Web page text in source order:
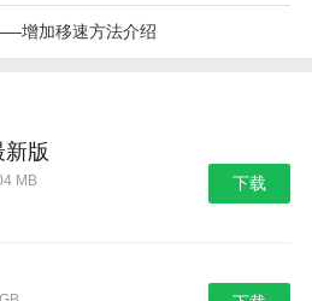
增加移速方法介绍
版
MB 下载